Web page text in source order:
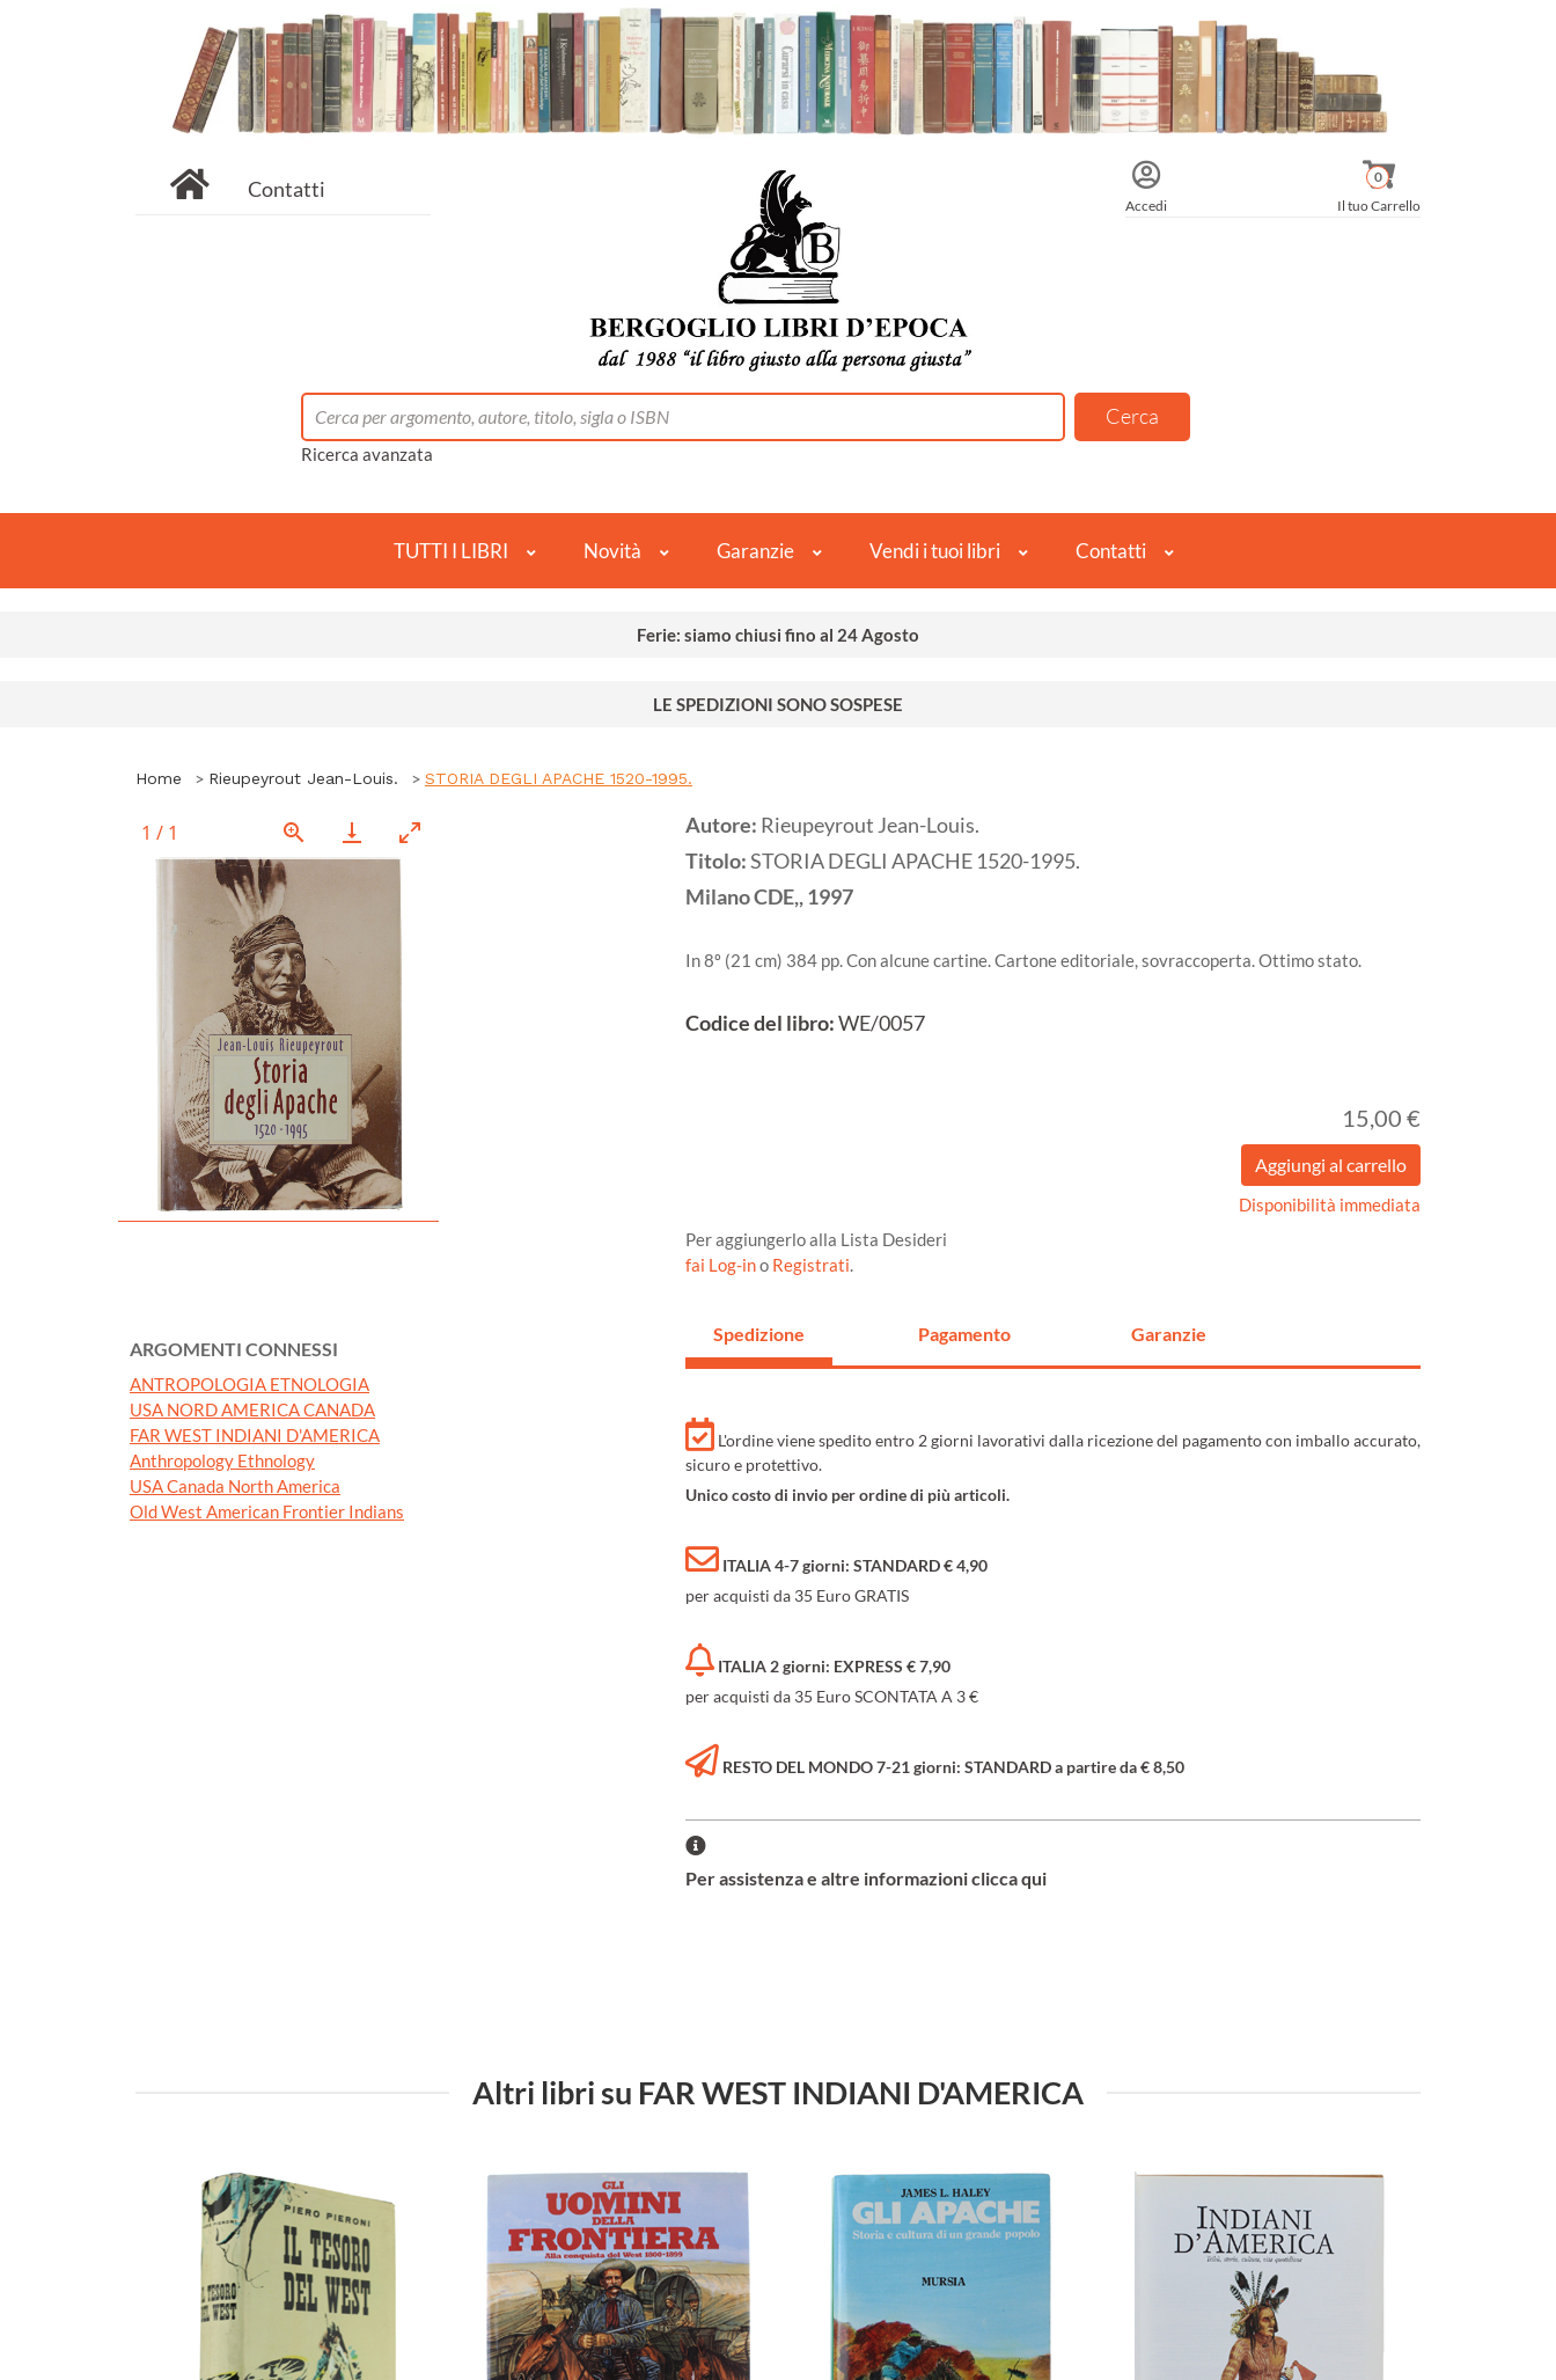
Contatti
Accedi Il tuo Carrello
0
Ricerca avanzata
TUTTI I LIBRI Novità Garanzie Vendi i tuoi libri Contatti
Ferie: siamo chiusi fino al 24 Agosto
LE SPEDIZIONI SONO SOSPESE
Home Rieupeyrout Jean-Louis. STORIA DEGLI APACHE 1520-1995.
1 / 1
ARGOMENTI CONNESSI
ANTROPOLOGIA ETNOLOGIA
USA NORD AMERICA CANADA
FAR WEST INDIANI D'AMERICA
Anthropology Ethnology
USA Canada North America
Old West American Frontier Indians
Autore: Rieupeyrout Jean-Louis.
Titolo:STORIA DEGLI APACHE 1520-1995.
MilanoCDE,,1997
In 8º (21 cm) 384 pp. Con alcune cartine. Cartone editoriale, sovraccoperta. Ottimo stato.
Codice del libro:WE/0057
15,00 €
Disponibilità immediata
Per aggiungerlo alla Lista Desideri
fai Log-ino Registrati.
Spedizione Pagamento Garanzie
L'ordine viene spedito entro 2 giorni lavorativi dalla ricezione del pagamento con imballo accurato,
sicuro e protettivo.
Unico costo di invio per ordine di più articoli.
ITALIA 4-7 giorni: STANDARD € 4,90
per acquisti da 35 Euro GRATIS
ITALIA 2 giorni: EXPRESS € 7,90
per acquisti da 35 Euro SCONTATA A 3 €
RESTO DEL MONDO 7-21 giorni: STANDARD a partire da € 8,50
Per assistenza e altre informazioni clicca qui
Altri libri su FAR WEST INDIANI D'AMERICA